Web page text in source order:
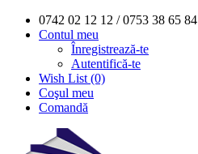
0742 02 12 12 / 0753 38 65 84
Contul meu
Înregistrează-te
Autentifică-te
Wish List (0)
Coşul meu
Comandă